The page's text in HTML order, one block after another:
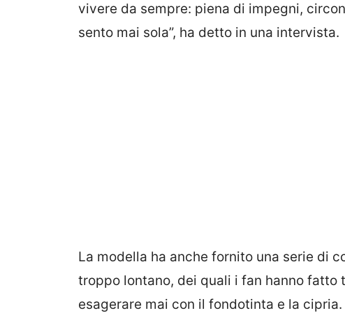
vivere da sempre: piena di impegni,
sento mai sola”, ha detto in una intervista.
La modella ha anche fornito una serie di
troppo lontano, dei quali i fan hanno fatto
esagerare mai con il fondotinta e la